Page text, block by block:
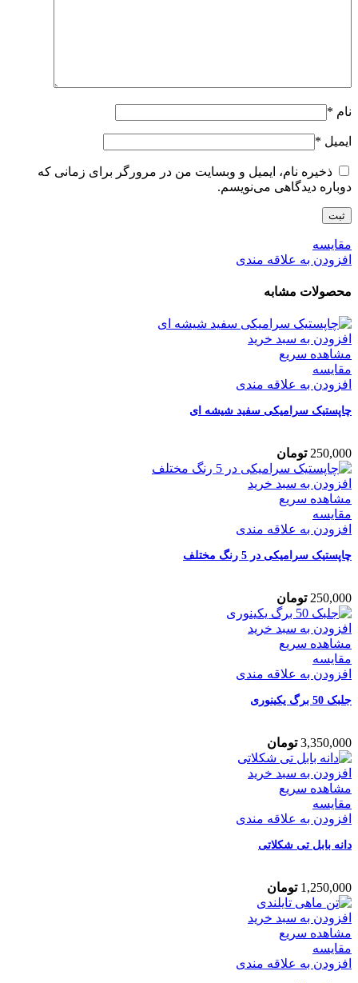
نام *
ایمیل *
ذخیره نام، ایمیل و وبسایت من در مرورگر برای زمانی که
دوباره دیدگاهی می‌نویسم.
مقایسه
افزودن به علاقه مندی
محصولات مشابه
افزودن به سبد خرید
مشاهده سریع
مقایسه
افزودن به علاقه مندی
چاپستیک سرامیکی سفید شیشه ای
250,000 تومان
افزودن به سبد خرید
مشاهده سریع
مقایسه
افزودن به علاقه مندی
چاپستیک سرامیکی در 5 رنگ مختلف
250,000 تومان
افزودن به سبد خرید
مشاهده سریع
مقایسه
افزودن به علاقه مندی
جلبک 50 برگ یکینوری
3,350,000 تومان
افزودن به سبد خرید
مشاهده سریع
مقایسه
افزودن به علاقه مندی
دانه بابل تی شکلاتی
1,250,000 تومان
افزودن به سبد خرید
مشاهده سریع
مقایسه
افزودن به علاقه مندی